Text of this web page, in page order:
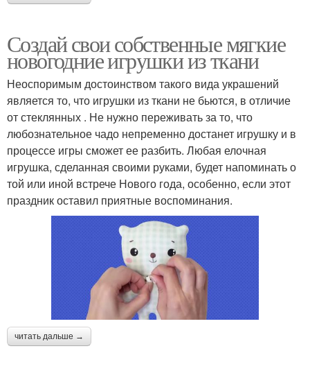
Создай свои собственные мягкие
новогодние игрушки из ткани
Неоспоримым достоинством такого вида украшений
является то, что игрушки из ткани не бьются, в отличие
от стеклянных . Не нужно переживать за то, что
любознательное чадо непременно достанет игрушку и в
процессе игры сможет ее разбить. Любая елочная
игрушка, сделанная своими руками, будет напоминать о
той или иной встрече Нового года, особенно, если этот
праздник оставил приятные воспоминания.
читать дальше →